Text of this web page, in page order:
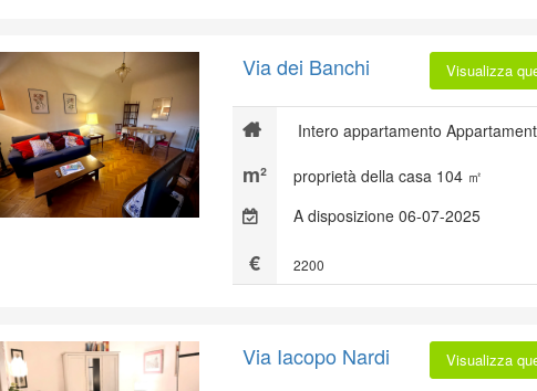
Via dei Banchi Visualizza
Intero appartamento
proprietà della casa 104 ㎡
A disposizione 06-07-2025
2200
Via Iacopo Nardi Visualizza